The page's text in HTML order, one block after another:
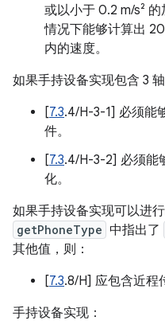
或以小于 0.2 m/s²
情况下能够计算出
内的速度。
如果手持设备实现包含 3
[7.3.4/H-3-1] 必须能
件。
[7.3.4/H-3-2] 必须能
化。
如果手持设备实现可以进
getPhoneType 中指出了
其他值，则：
[7.3.8/H] 应包含近程
手持设备实现：